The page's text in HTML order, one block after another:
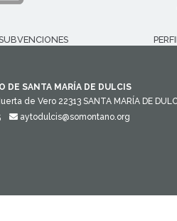
DE SANTA MARÍA DE DULCIS
de Vero 22313 SANTA MARÍA DE
aytodulcis@somontano.org